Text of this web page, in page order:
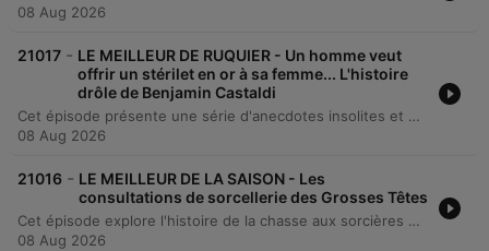
08 Aug 2026
21017 - LE MEILLEUR DE RUQUIER - Un homme veut
offrir un stérilet en or à sa femme... L'histoire
drôle de Benjamin Castaldi
Cet épisode présente une série d'anecdotes insolites et humoristiques. Le récit débute par l'histoire surprenante d'un homme découvrant un trésor caché dans le grenier de sa femme, composé de 150 000 euros et de trois œufs, révélant ainsi un secret conjugal inattendu. La séquence suivante relate une confrontation absurde à l'Élysée entre un individu prétendant être au-dessus de toutes les fonctions de l'État, allant jusqu'à se proclamer supérieur à Dieu.
08 Aug 2026
21016 - LE MEILLEUR DE LA SAISON - Les
consultations de sorcellerie des Grosses Têtes
Cet épisode explore l'histoire de la chasse aux sorcières et son interdiction par Louis XIV en 1682, tout en faisant un parallèle avec les pratiques de soins alternatives contemporaines. La discussion aborde les critères d'accusation historiques, tels que la couleur des cheveux, avant de se tourner vers le témoignage sur l'efficacité perçue des rebouteux, magnétiseurs et coupeurs de feu pour traiter le stress ou la douleur.
08 Aug 2026